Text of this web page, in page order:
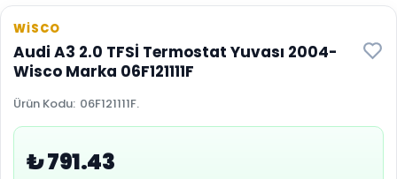
WİSCO
Audi A3 2.0 TFSİ Termostat Yuvası 2004-
Wisco Marka 06F121111F
Ürün Kodu: 06F121111F.
₺ 791.43